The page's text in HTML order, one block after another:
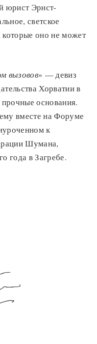
юрист Эрнст-
светское
которые оно не может
вызовов» — девиз
Хорватии в
основания.
вместе на Форуме
к
Шумана,
года в Загребе.